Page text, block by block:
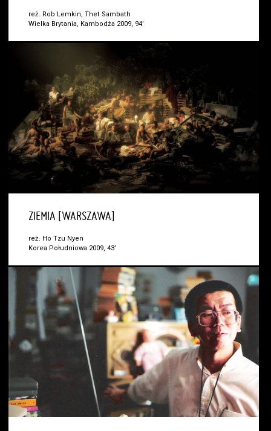
reż. Rob Lemkin, Thet Sambath
Wielka Brytania, Kambodża 2009, 94’
ZIEMIA [WARSZAWA]
reż. Ho Tzu Nyen
Korea Południowa 2009, 43’